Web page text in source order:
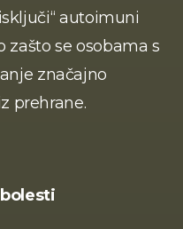
autoimuni
zašto se osobama s
značajno
prehrane.